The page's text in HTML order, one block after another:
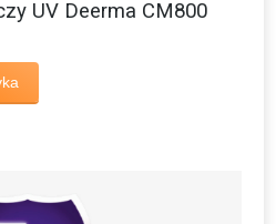
UV Deerma CM800